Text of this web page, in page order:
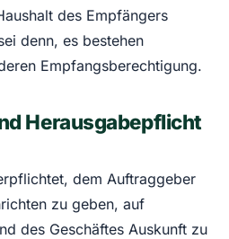
des Empfängers
denn, es bestehen
Empfangsberechtigung.
Herausgabepflicht
dem Auftraggeber
zu geben, auf
des Geschäftes Auskunft zu